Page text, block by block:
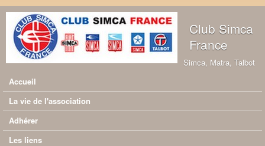
Aller au contenu principal
Club Simca
France
Simca, Matra, Talbot
Menu principal
Accueil
La vie de l'association
Adhérer
Les liens